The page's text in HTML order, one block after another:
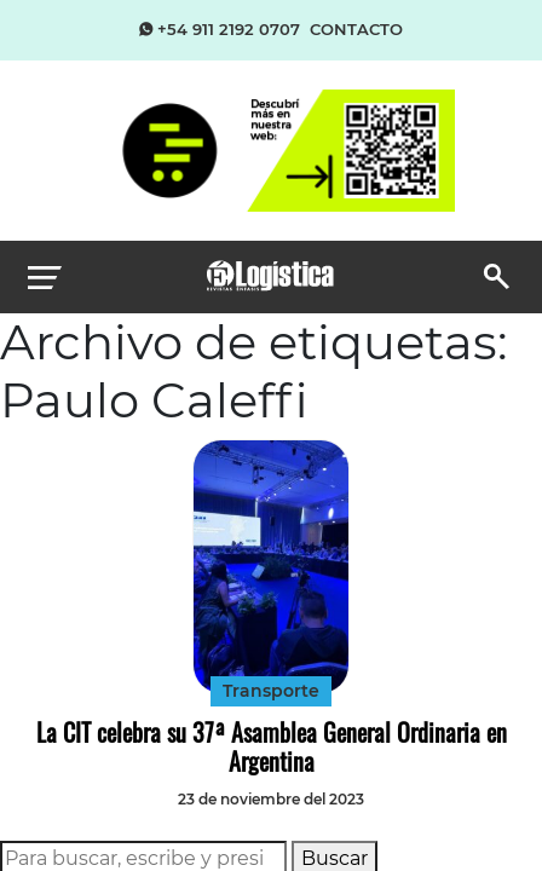
+54 911 2192 0707 CONTACTO
Archivo de etiquetas:
Paulo Caleffi
Transporte
La CIT celebra su 37ª Asamblea General Ordinaria en
Argentina
23 de noviembre del 2023
Buscar